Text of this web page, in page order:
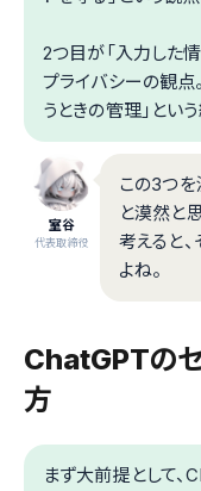
2つ目が「入力した
プライバシーの観点
うときの管理」とい
室谷
代表取締役
この3つを
と漠然と
考えると
よね。
ChatGPTのセ
方
まず大前提として、